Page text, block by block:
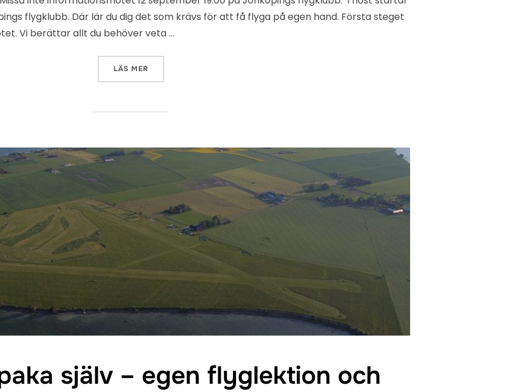
flygklubb. Där lär du dig det som krävs för att få flyga på egen hand. Första steget
Vi berättar allt du behöver veta …
LÄS MER”12 SEPTEMBER 19:00 BÖRJAR RESAN UPP I LUFTEN FÖR JUST DIG. INFORMATIONSMÖTE OM
själv – egen flyglektion och